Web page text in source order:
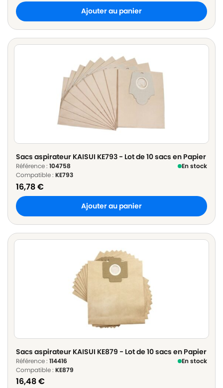
Ajouter au panier
Sacs aspirateur KAISUI KE793 - Lot de 10 sacs en Papier
Référence : 104758
En stock
Compatible : KE793
16,78€
Ajouter au panier
Sacs aspirateur KAISUI KE879 - Lot de 10 sacs en Papier
Référence : 114416
En stock
Compatible : KE879
16,48€